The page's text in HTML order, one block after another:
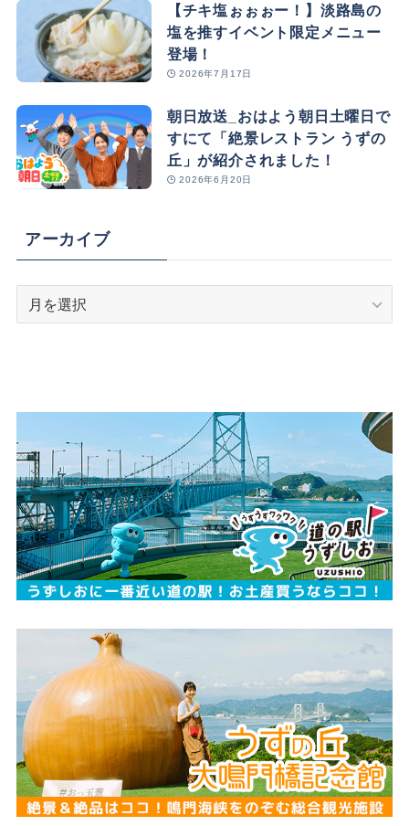
【チキ塩ぉぉぉー！】淡路島の
塩を推すイベント限定メニュー
登場！
2026年7月17日
朝日放送_おはよう朝日土曜日で
すにて「絶景レストラン うずの
丘」が紹介されました！
2026年6月20日
アーカイブ